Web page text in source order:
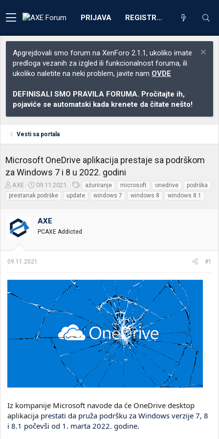
PRIJAVA REGISTRACIJA
Apgrejdovali smo forum na XenForo 2.1.1, ukoliko imate
predloga vezanih za izgled ili funkcionalnost foruma, ili
ukoliko naletite na neki problem, javite nam OVDE
DEFINISALI SMO PRAVILA FORUMA. Pročitajte ih,
pojaviće se automatski kada krenete da čitate nešto!
Vesti sa portala
Microsoft OneDrive aplikacija prestaje sa podrškom
za Windows 7 i 8 u 2022. godini
Z
a
č
t
n
e
e
AXE
D
a
t
m
p
e
a
a
09.11.2021.
z
n
e
ažuriranje microsoft onedrive
podrška
prestanak podrške
update windows 7 windows 8 windows 8.1
AXE
PCAXE Addicted
09.11.2021. #1
Iz kompanije Microsoft navode da će OneDrive desktop
aplikacija prestati da pruža podršku za Windows verzije 7, 8
i 8.1 počevši od 1. marta 2022. godine.